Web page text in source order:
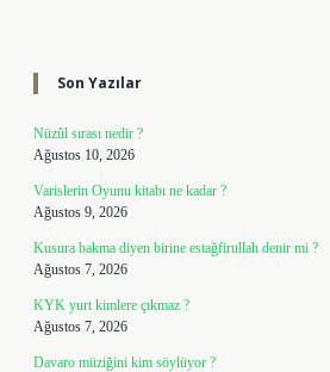
Son Yazılar
Nüzûl sırası nedir ?
Ağustos 10, 2026
Varislerin Oyunu kitabı ne kadar ?
Ağustos 9, 2026
Kusura bakma diyen birine estağfirullah denir mi ?
Ağustos 7, 2026
KYK yurt kimlere çıkmaz ?
Ağustos 7, 2026
Davaro müziğini kim söylüyor ?